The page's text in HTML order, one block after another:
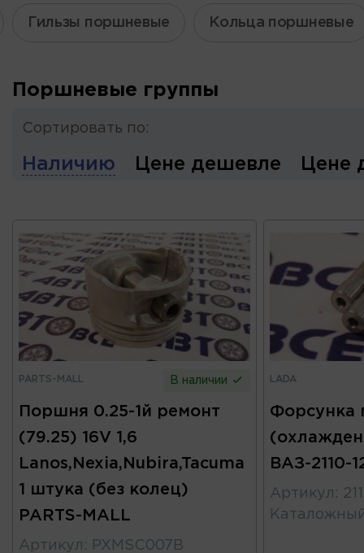
Гильзы поршневые Кольца поршневые
Поршневые группы
Сортировать по:
Наличию Цене дешевле Цене
PARTS-MALL В наличии
Поршня 0.25-1й ремонт
(79.25) 16V 1,6
Lanos,Nexia,Nubira,Tacuma
1 штука (без колец)
PARTS-MALL
Артикул :
PXMSC007B
LADA
Форсунка
ВАЗ-2110-
Артикул :